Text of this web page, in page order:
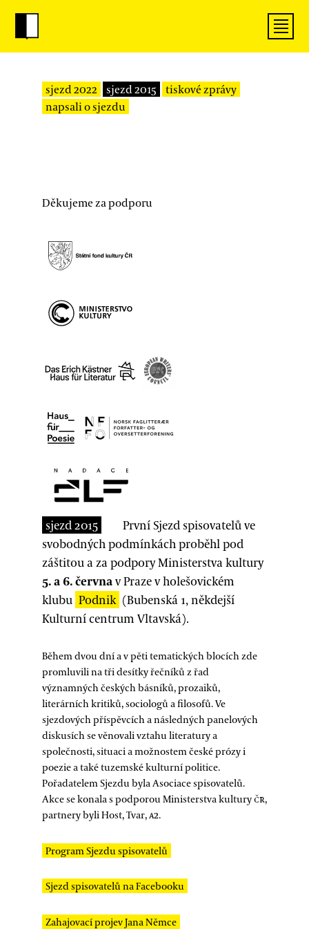
sjezd 2022 sjezd 2015
tiskové zprávy
napsali o sjezdu
Děkujeme za podporu
sjezd 2015
První Sjezd spisovatelů ve
svobodných podmínkách proběhl pod
záštitou a za podpory Ministerstva kultury
5. a 6. červnav Praze v holešovickém
klubu Podnik (Bubenská 1, někdejší
Kulturní centrum Vltavská).
Během dvou dní a v pěti tematických blocích zde
promluvili na tři desítky řečníků z řad
významných českých básníků, prozaiků,
literárních kritiků, sociologů a filosofů. Ve
sjezdových příspěvcích a následných panelových
diskusích se věnovali vztahu literatury a
společnosti, situaci a možnostem české prózy i
poezie a také tuzemské kulturní politice.
Pořadatelem Sjezdu byla Asociace spisovatelů.
Akce se konala s podporou Ministerstva kulturyčr,
partnery byli Host, Tvar,a2.
Program Sjezdu spisovatelů
Sjezd spisovatelů na Facebooku
Zahajovací projev Jana Němce